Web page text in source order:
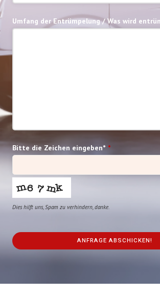
Umfang der Entrümpelung / Was wird
Bitte die Zeichen eingeben* *
Dies hilft uns, Spam zu verhindern, danke.
ANFRAGE ABSCHICKEN!
should